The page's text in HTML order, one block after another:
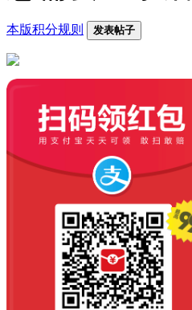
本版积分规则 发表帖子